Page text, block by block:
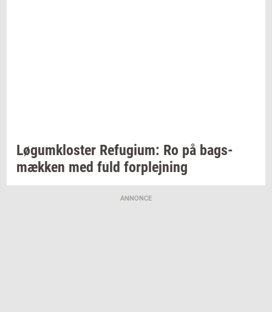
Løgum­klo­ster Re­fu­gi­um: Ro på bags­
mæk­ken med fuld for­plej­ning
ANNONCE